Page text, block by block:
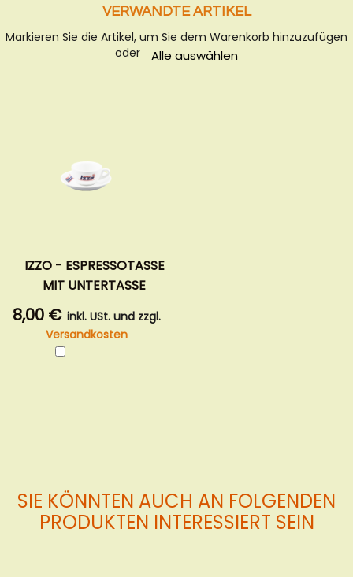
VERWANDTE ARTIKEL
Markieren Sie die Artikel, um Sie dem Warenkorb hinzuzufügen
oder
Alle auswählen
IZZO - ESPRESSOTASSE
MIT UNTERTASSE
8,00 € inkl. USt. und zzgl.
Versandkosten
SIE KÖNNTEN AUCH AN FOLGENDEN
PRODUKTEN INTERESSIERT SEIN